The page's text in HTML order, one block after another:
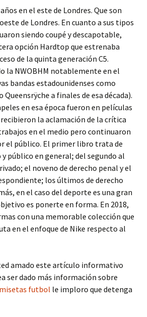
en el este de Londres. Que son
de Londres. En cuanto a sus tipos
siendo coupé y descapotable,
opción Hardtop que estrenaba
de la quinta generación C5.
la NWOBHM notablemente en el
bandas estadounidenses como
Queensrÿche a finales de esa década).
en esa época fueron en películas
la aclamación de la crítica
en el medio pero continuaron
el público. El primer libro trata de
público en general; del segundo al
el noveno de derecho penal y el
los últimos de derecho
en el caso del deporte es una gran
es ponerte en forma. En 2018,
con una memorable colección que
en el enfoque de Nike respecto al
amado este artículo informativo
ser dado más información sobre
futbol le imploro que detenga